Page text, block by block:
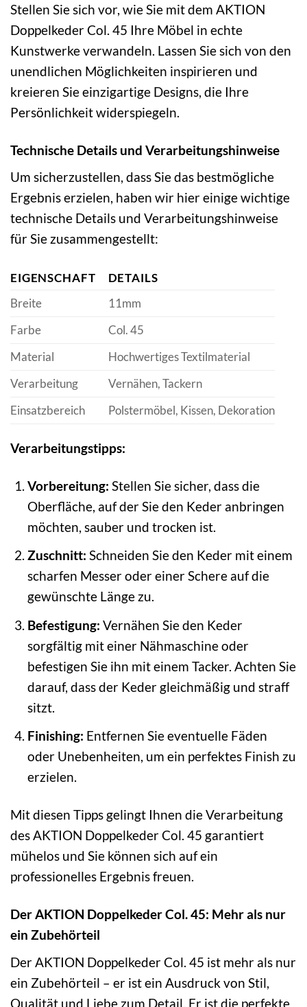
Stellen Sie sich vor, wie Sie mit dem AKTION
Doppelkeder Col. 45 Ihre Möbel in echte
Kunstwerke verwandeln. Lassen Sie sich von den
unendlichen Möglichkeiten inspirieren und
kreieren Sie einzigartige Designs, die Ihre
Persönlichkeit widerspiegeln.
Technische Details und Verarbeitungshinweise
Um sicherzustellen, dass Sie das bestmögliche
Ergebnis erzielen, haben wir hier einige wichtige
technische Details und Verarbeitungshinweise
für Sie zusammengestellt:
EIGENSCHAFT
DETAILS
Breite
11mm
Farbe
Col. 45
Material
Hochwertiges Textilmaterial
Verarbeitung
Vernähen, Tackern
Einsatzbereich
Polstermöbel, Kissen, Dekoration
Verarbeitungstipps:
Vorbereitung: Stellen Sie sicher, dass die
Oberfläche, auf der Sie den Keder anbringen
möchten, sauber und trocken ist.
Zuschnitt: Schneiden Sie den Keder mit einem
scharfen Messer oder einer Schere auf die
gewünschte Länge zu.
Befestigung: Vernähen Sie den Keder
sorgfältig mit einer Nähmaschine oder
befestigen Sie ihn mit einem Tacker. Achten Sie
darauf, dass der Keder gleichmäßig und straff
sitzt.
Finishing: Entfernen Sie eventuelle Fäden
oder Unebenheiten, um ein perfektes Finish zu
erzielen.
Mit diesen Tipps gelingt Ihnen die Verarbeitung
des AKTION Doppelkeder Col. 45 garantiert
mühelos und Sie können sich auf ein
professionelles Ergebnis freuen.
Der AKTION Doppelkeder Col. 45: Mehr als nur
ein Zubehörteil
Der AKTION Doppelkeder Col. 45 ist mehr als nur
ein Zubehörteil – er ist ein Ausdruck von Stil,
Qualität und Liebe zum Detail. Er ist die perfekte